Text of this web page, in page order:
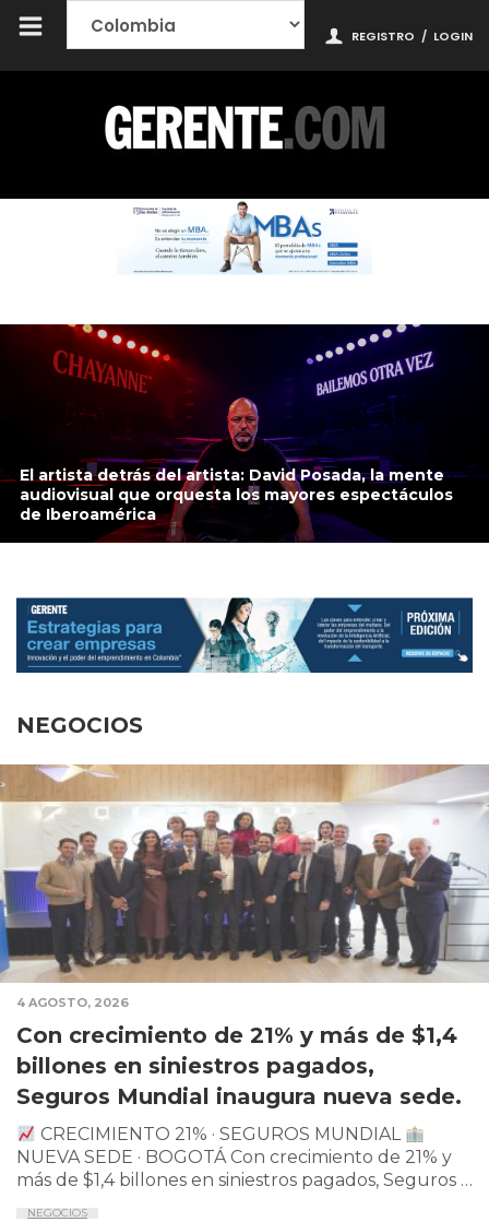
REGISTRO / LOGIN
El artista detrás del artista: David Posada, la mente
audiovisual que orquesta los mayores espectáculos
de Iberoamérica
NEGOCIOS
4 AGOSTO, 2026
Con crecimiento de 21% y más de $1,4
billones en siniestros pagados,
Seguros Mundial inaugura nueva sede.
CRECIMIENTO 21% · SEGUROS MUNDIAL
NUEVA SEDE · BOGOTÁ Con crecimiento de 21% y
más de $1,4 billones en siniestros pagados, Seguros …
NEGOCIOS